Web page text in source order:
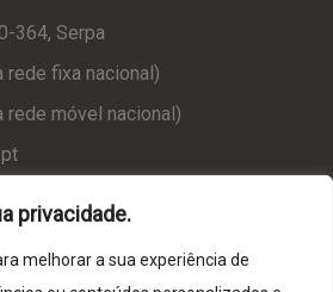
privacidade.
melhorar a sua experiência de
364, Serpa
rede fixa nacional)
rede móvel nacional)
de Privacidade